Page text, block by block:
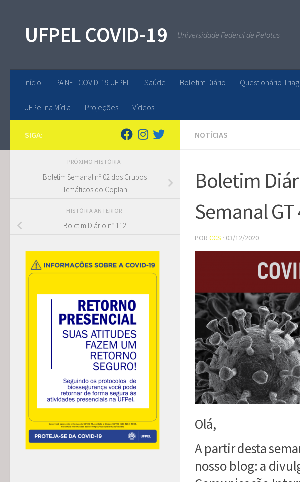
UFPEL COVID-19 Universidade Federal de Pelotas
Início PAINEL COVID-19 UFPEL Saúde Boletim Diário Questionário
UFPel na Mídia Projeções Vídeos
NOTÍCIAS
Boletim
Semanal GT
POR CCS · 03/12/2020
Olá,
A partir desta
nosso blog: a
SIGA:
PRÓXIMO HISTÓRIA
Boletim Semanal nº 02 dos Grupos
Temáticos do Coplan
HISTÓRIA ANTERIOR
Boletim Diário nº 112